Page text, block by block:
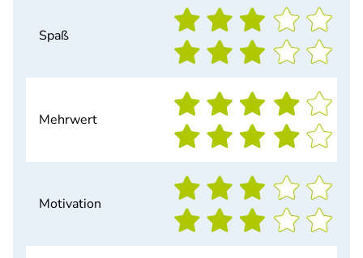
Spaß
Mehrwert
Motivation